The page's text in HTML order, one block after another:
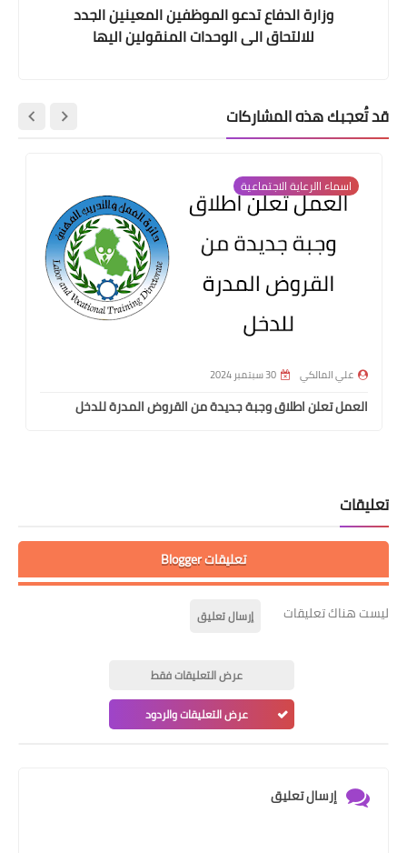
وزارة الدفاع تدعو الموظفين المعينين الجدد
للالتحاق الى الوحدات المنقولين اليها
قد تُعجبك هذه المشاركات
اسماء االرعاية الاجتماعية
علي المالكي 30 سبتمبر 2024
العمل تعلن اطلاق وجبة جديدة من القروض المدرة للدخل
تعليقات
تعليقات Blogger
ليست هناك تعليقات إرسال تعليق
عرض التعليقات فقط
عرض التعليقات والردود
إرسال تعليق